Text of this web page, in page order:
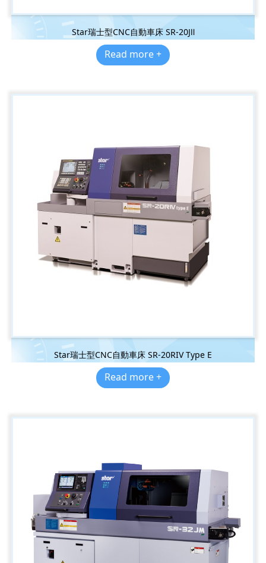
Star瑞士型CNC自動車床 SR-20JⅡ
Read more +
Star瑞士型CNC自動車床 SR-20RIV Type E
Read more +